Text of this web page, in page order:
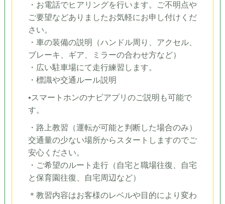
・お電話でヒアリングを行います。ご不明点や
ご要望などありましたお気軽にお申し付けくだ
さい。
・車の装備の説明（ハンドル周り、アクセル、
ブレーキ、ギア、ミラーの合わせ方など）
・広い駐車場にて走行練習します。
・標識や交通ルール説明
•スマートホンのナビアプリのご説明も可能で
す。
・路上教習（運転が可能と判断した場合のみ）
交通量の少ない場所からスタートしますのでご
安心ください。
・ご希望のルート走行（自宅と職場往復、自宅
と保育園往復、自宅周辺など）
＊教習内容はお客様のレベルや目的により変わ